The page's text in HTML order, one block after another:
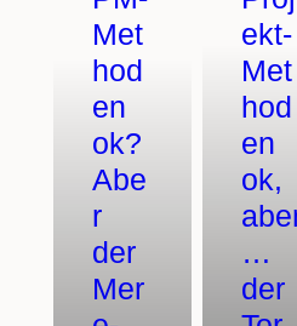
Met
hod
en
ok?
Abe
r
der
Mer
ekt-
Met
hod
en
ok,
…
der